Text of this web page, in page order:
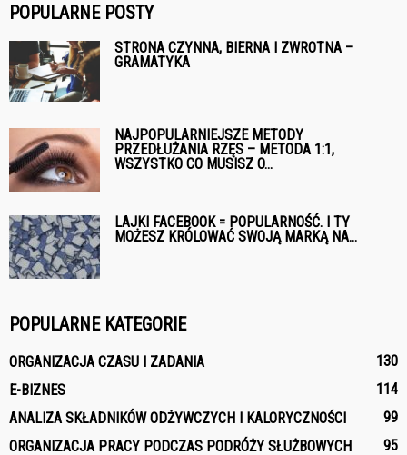
POPULARNE POSTY
STRONA CZYNNA, BIERNA I ZWROTNA –
GRAMATYKA
NAJPOPULARNIEJSZE METODY
PRZEDŁUŻANIA RZĘS – METODA 1:1,
WSZYSTKO CO MUSISZ O...
LAJKI FACEBOOK = POPULARNOŚĆ. I TY
MOŻESZ KRÓLOWAĆ SWOJĄ MARKĄ NA...
POPULARNE KATEGORIE
ORGANIZACJA CZASU I ZADANIA
130
E-BIZNES
114
ANALIZA SKŁADNIKÓW ODŻYWCZYCH I KALORYCZNOŚCI
99
ORGANIZACJA PRACY PODCZAS PODRÓŻY SŁUŻBOWYCH
95